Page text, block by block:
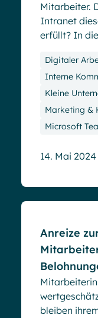
Mitarbeiter.
Intranet
erfüllt? In
Digitaler
Interne
Kleine
Marketing &
Microsoft
14. Mai 2024
Anreize
bleiben